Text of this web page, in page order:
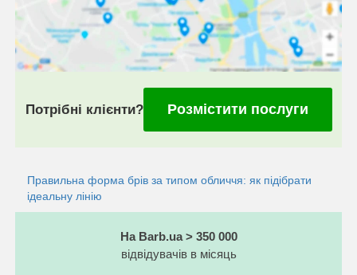
Потрібні клієнти? Розмістити послуги
Правильна форма брів за типом обличчя: як підібрати
ідеальну лінію
На Barb.ua > 350 000
відвідувачів в місяць